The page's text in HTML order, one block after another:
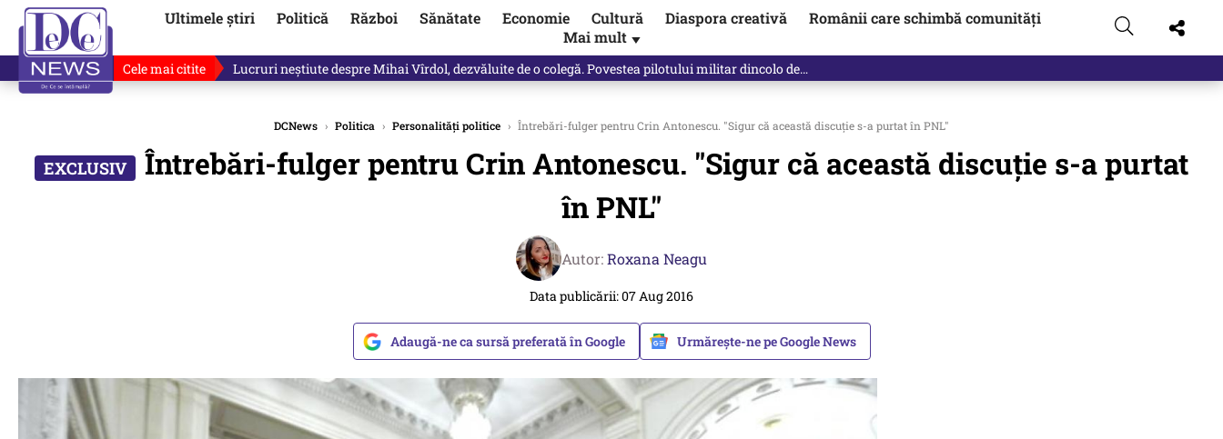
Ultimele știri Politică Război Sănătate Economie Cultură Diaspora creativă
Românii care schimbă comunități
Mai mult ▼
Cele mai citite Lucruri neștiute despre Mihai Vîrdol, dezvăluite de o colegă. Povestea pilotului militar dincolo de…
DCNews › Politica › Personalități politice › Întrebări-fulger pentru Crin Antonescu. "Sigur că această discuție s-a purtat în PNL"
Întrebări-fulger pentru Crin Antonescu. "Sigur că această discuție s-a purtat
în PNL"
Autor:Roxana Neagu
Data publicării: 07 Aug 2016
Adaugă-ne ca sursă preferată în Google Urmărește-ne pe Google News